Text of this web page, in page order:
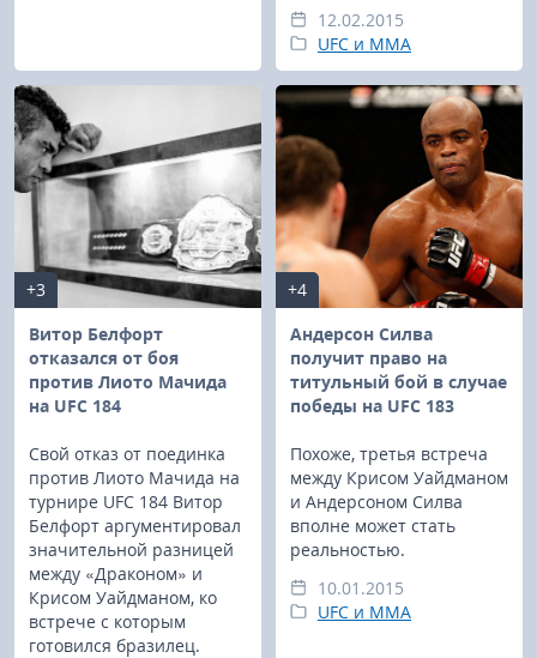
12.02.2015
UFC и MMA
+3
Витор Белфорт
отказался от боя
против Лиото Мачида
на UFC 184
Свой отказ от поединка
против Лиото Мачида на
турнире UFC 184 Витор
Белфорт аргументировал
значительной разницей
между «Драконом» и
Крисом Уайдманом, ко
встрече с которым
готовился бразилец.
+4
Андерсон Силва
получит право на
титульный бой в случае
победы на UFC 183
Похоже, третья встреча
между Крисом Уайдманом
и Андерсоном Силва
вполне может стать
реальностью.
10.01.2015
UFC и MMA